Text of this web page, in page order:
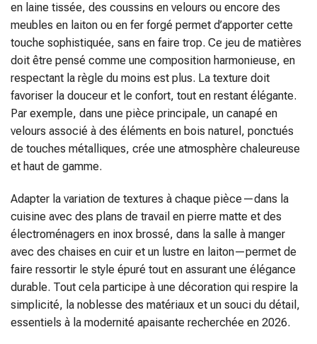
en laine tissée, des coussins en velours ou encore des
meubles en laiton ou en fer forgé permet d’apporter cette
touche sophistiquée, sans en faire trop. Ce jeu de matières
doit être pensé comme une composition harmonieuse, en
respectant la règle du moins est plus. La texture doit
favoriser la douceur et le confort, tout en restant élégante.
Par exemple, dans une pièce principale, un canapé en
velours associé à des éléments en bois naturel, ponctués
de touches métalliques, crée une atmosphère chaleureuse
et haut de gamme.
Adapter la variation de textures à chaque pièce—dans la
cuisine avec des plans de travail en pierre matte et des
électroménagers en inox brossé, dans la salle à manger
avec des chaises en cuir et un lustre en laiton—permet de
faire ressortir le style épuré tout en assurant une élégance
durable. Tout cela participe à une décoration qui respire la
simplicité, la noblesse des matériaux et un souci du détail,
essentiels à la modernité apaisante recherchée en 2026.